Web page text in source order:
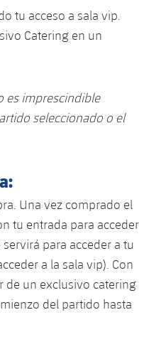
tu acceso a sala vip.
Catering en un
es imprescindible
seleccionado o el
Una vez comprado el
tu entrada para acceder
para acceder a tu
a la sala vip). Con
de un exclusivo catering
del partido hasta